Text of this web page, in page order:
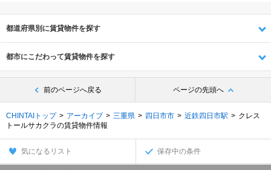
都道府県別に賃貸物件を探す
都市にこだわって賃貸物件を探す
前のページへ戻る ページの先頭へ
CHINTAIトップ アーカイブ 三重県 四日市市 近鉄四日市駅
クレス
トールサカクラの賃貸物件情報
気になるリスト 保存中の条件